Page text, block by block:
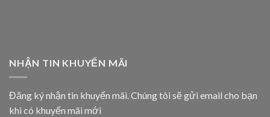
NHẬN TIN KHUYẾN MÃI
Đăng ký nhận tin khuyến mãi. Chúng tôi sẽ gửi email cho bạn
khi có khuyến mãi mới